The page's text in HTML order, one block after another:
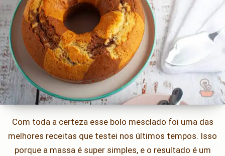
Com toda a certeza esse bolo mesclado foi uma das
melhores receitas que testei nos últimos tempos. Isso
porque a massa é super simples, e o resultado é um